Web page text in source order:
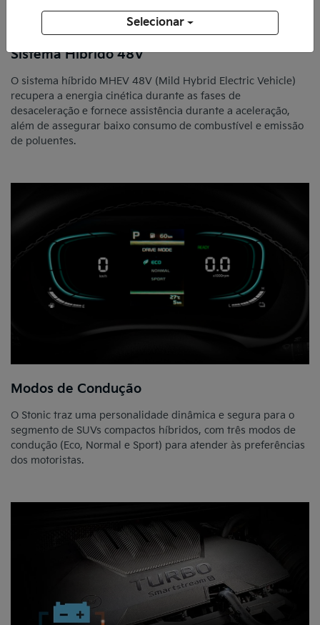
Sistema Híbrido 48V
O sistema híbrido MHEV 48V (Mild Hybrid Electric Vehicle)
recupera a energia cinética durante as fases de
desaceleração e fornece assistência durante a aceleração,
além de assegurar baixo consumo de combustível e emissão
de poluentes.
Modos de Condução
O Stonic traz uma personalidade dinâmica e segura para o
segmento de SUVs compactos híbridos, com três modos de
condução (Eco, Normal e Sport) para atender às preferências
dos motoristas.
Selecionar